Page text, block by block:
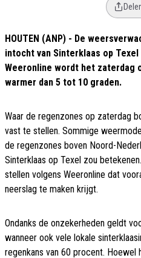
HOUTEN (ANP) - De
intocht van Sinterklaas op
Weeronline wordt het zaterdag
warmer dan 5 tot 10 graden.
Waar de regenzones op zaterdag
vast te stellen. Sommige
de regenzones boven Noord-
Sinterklaas op Texel zou
stellen volgens Weeronline dat
neerslag te maken krijgt.
Ondanks de onzekerheden geldt
wanneer ook vele lokale
regenkans van 60 procent. Hoewel